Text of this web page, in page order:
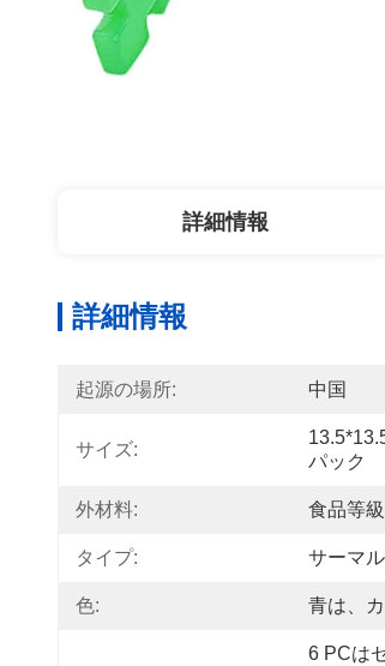
詳細情報
詳細情報
起源の場所: 中国
サイズ:
パック
外材料: 食品等
タイプ: サーマル
色: 青は、
6 PCは